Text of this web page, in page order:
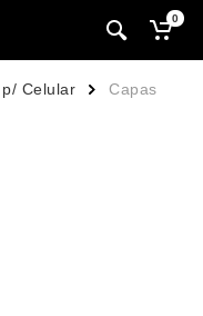
0
Celular Capas